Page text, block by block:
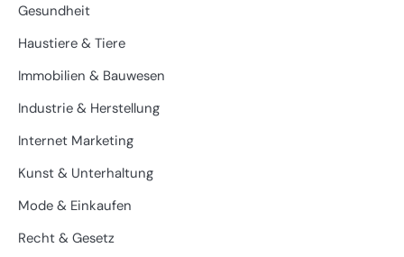
Gesundheit
Haustiere & Tiere
Immobilien & Bauwesen
Industrie & Herstellung
Internet Marketing
Kunst & Unterhaltung
Mode & Einkaufen
Recht & Gesetz